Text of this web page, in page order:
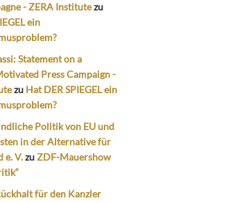
- ZERA Institutezu
ein
Statement on a
Press Campaign -
zu Hat DER SPIEGEL ein
Politik von EU und
in der Alternative für
e. V.zuZDF-Mauershow
für den Kanzler